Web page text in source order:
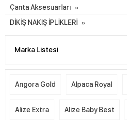
Çanta Aksesuarları
DİKİŞ NAKIŞ İPLİKLERİ
Marka Listesi
Angora Gold Alpaca Royal
Alize Extra Alize Baby Best